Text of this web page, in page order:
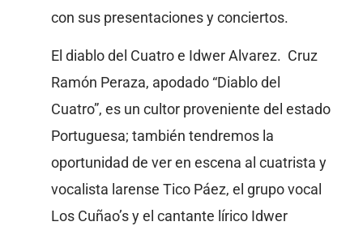
con sus presentaciones y conciertos.
El diablo del Cuatro e Idwer Alvarez. Cruz
Ramón Peraza, apodado “Diablo del
Cuatro”, es un cultor proveniente del estado
Portuguesa; también tendremos la
oportunidad de ver en escena al cuatrista y
vocalista larense Tico Páez, el grupo vocal
Los Cuñao’s y el cantante lírico Idwer